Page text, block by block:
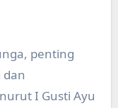
penting
I Gusti Ayu